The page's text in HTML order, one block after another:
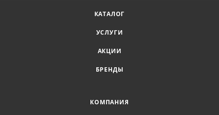
КАТАЛОГ
УСЛУГИ
АКЦИИ
БРЕНДЫ
КОМПАНИЯ